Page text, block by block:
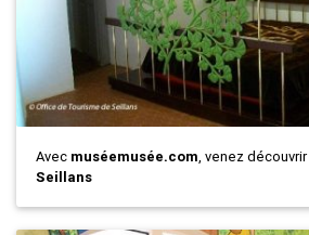
Avec muséemusée.com, venez découvrir
Seillans